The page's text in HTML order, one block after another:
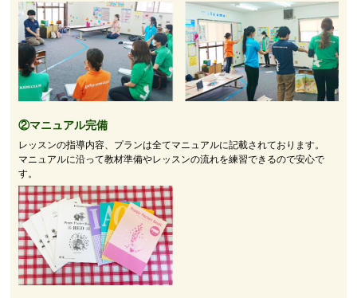
②マニュアル完備
レッスンの指導内容、プランは全てマニュアルに記載されております。
マニュアルに沿って教材準備やレッスンの流れを練習できるので安心で
す。